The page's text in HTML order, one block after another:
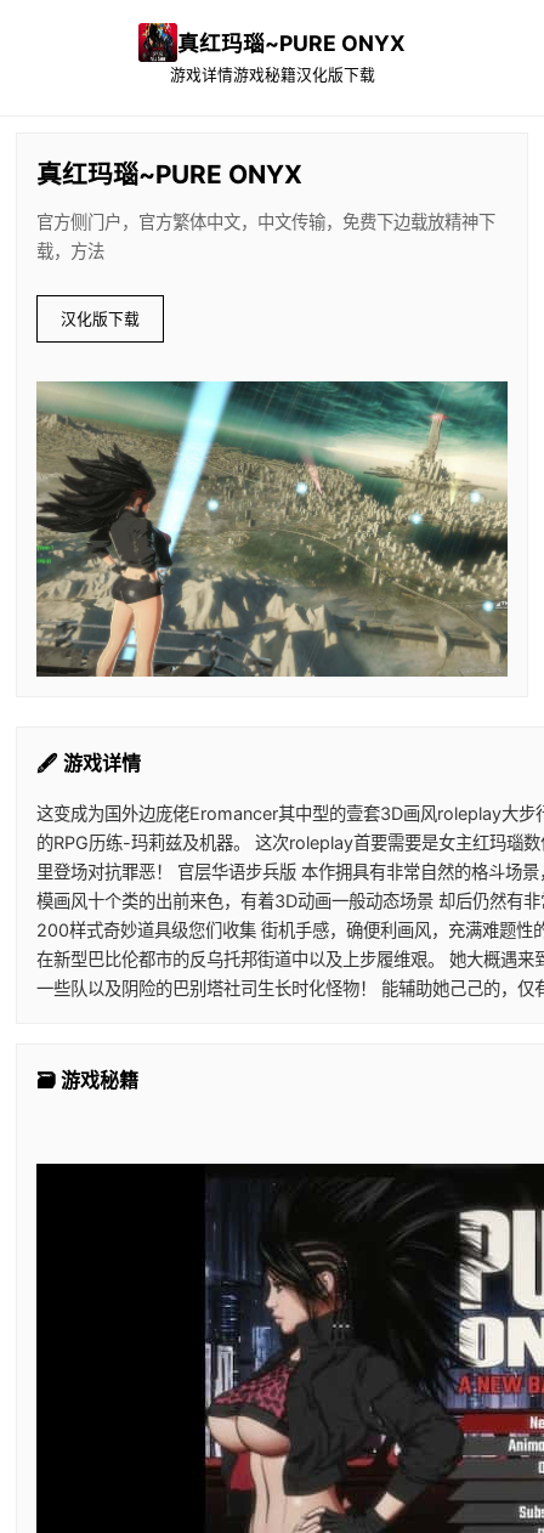
真红玛瑙~PURE ONYX
游戏详情游戏秘籍汉化版下载
真红玛瑙~PURE ONYX
官方侧门户，官方繁体中文，中文传输，免费下边载放精神下
载，方法
汉化版下载
🖋️ 游戏详情
这变成为国外边庞佬Eromancer其中型的壹套3D画风roleplay大步
的RPG历练-玛莉兹及机器。 这次roleplay首要需要是女主红玛瑙
里登场对抗罪恶！ 官层华语步兵版 本作拥具有非常自然的格斗场
模画风十个类的出前来色，有着3D动画一般动态场景 却后仍然有
200样式奇妙道具级您们收集 街机手感，确便利画风，充满难题性
在新型巴比伦都市的反乌托邦街道中以及上步履维艰。 她大概遇
一些队以及阴险的巴别塔社司生长时化怪物！ 能辅助她己己的，仅
🗃️ 游戏秘籍